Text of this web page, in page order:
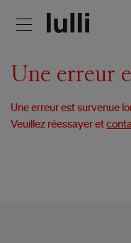
Une erreur
Une erreur est survenue
Veuillez réessayer et